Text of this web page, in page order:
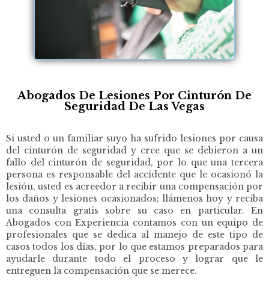
Abogados De Lesiones Por Cinturón De
Seguridad De Las Vegas
Si usted o un familiar suyo ha sufrido lesiones por causa
del cinturón de seguridad y cree que se debieron a un
fallo del cinturón de seguridad, por lo que una tercera
persona es responsable del accidente que le ocasionó la
lesión, usted es acreedor a recibir una compensación por
los daños y lesiones ocasionados; llámenos hoy y reciba
una consulta gratis sobre su caso en particular. En
Abogados con Experiencia contamos con un equipo de
profesionales que se dedica al manejo de este tipo de
casos todos los días, por lo que estamos preparados para
ayudarle durante todo el proceso y lograr que le
entreguen la compensación que se merece.